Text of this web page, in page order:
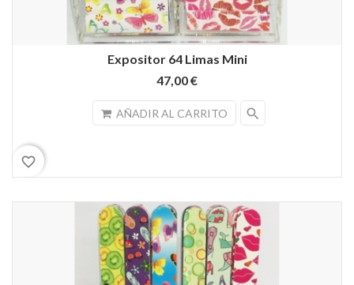
Expositor 64 Limas Mini
47,00 €
AÑADIR AL CARRITO search
favorite_border